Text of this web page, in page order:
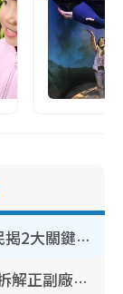
裝修拆鐵閘隨時變賊人目標？網民揭2大關鍵用途：裝新式等於白裝？附新舊鐵閘分別
網傳公院改用內地/副廠藥？醫生拆解正副廠分別 揭4類人換藥隨時出事